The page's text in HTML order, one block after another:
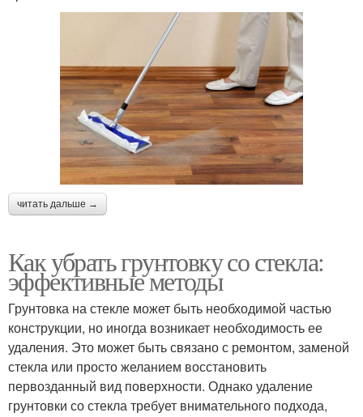
читать дальше →
Как убрать грунтовку со стекла:
эффективные методы
Грунтовка на стекле может быть необходимой частью
конструкции, но иногда возникает необходимость ее
удаления. Это может быть связано с ремонтом, заменой
стекла или просто желанием восстановить
первозданный вид поверхности. Однако удаление
грунтовки со стекла требует внимательного подхода,